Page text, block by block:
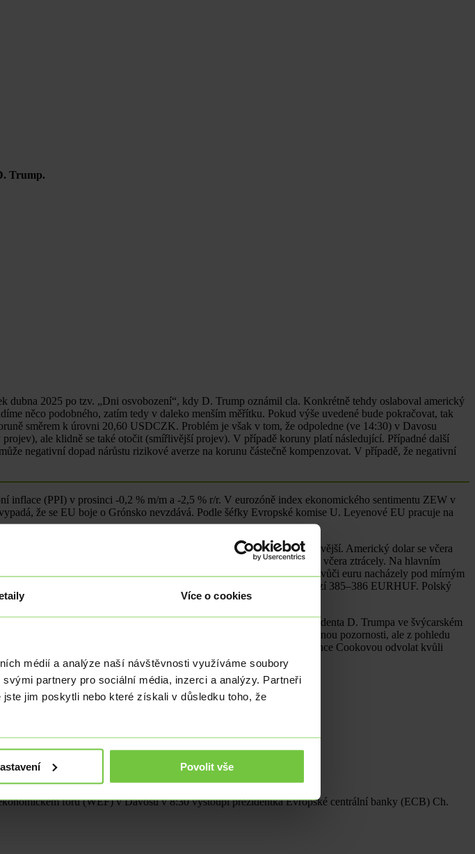
Více o cookies
médií a analýze naší návštěvnosti využíváme soubory
partnery pro sociální média, inzerci a analýzy. Partneři
jim poskytli nebo které získali v důsledku toho, že
Povolit vše
Trump.
dubna 2025 po tzv. „Dni osvobození“, kdy D. Trump oznámil cla. Konkrétně tehdy oslaboval americký
něco podobného, zatím tedy v daleko menším měřítku. Pokud výše uvedené bude pokračovat, tak
směrem k úrovni 20,60 USDCZK. Problém je však v tom, že odpoledne (ve 14:30) v Davosu
ale klidně se také otočit (smířlivější projev). V případě koruny platí následující. Případné další
negativní dopad nárůstu rizikové averze na korunu částečně kompenzovat. V případě, že negativní
inflace (PPI) v prosinci -0,2 % m/m a -2,5 % r/r. V eurozóně index ekonomického sentimentu ZEW v
že se EU boje o Grónsko nevzdává. Podle šéfky Evropské komise U. Leyenové EU pracuje na
díky svátku v USA klidný, tak úterní obchodování bylo o poznání živější. Americký dolar se včera
kapitálu z USA. Ostatně americké dluhopisy na delších splatnostech včera ztrácely. Na hlavním
v závěru úterního odpoledne. Středoevropské měny se sice vůči euru nacházely pod mírným
ale následně část ztrát smazala. Maďarský forint se držel v rozmezí 385–386 EURHUF. Polský
bude upřena na geopolitiku a konkrétně na projev amerického prezidenta D. Trumpa ve švýcarském
ve Spojeném království. Kvůli geopolitice dnes odpoledne lehce stranou pozornosti, ale z pohledu
(členka vrcholného vedení Fedu) Nejvyšším soudem. Trump chce Cookovou odvolat kvůli
fóru (WEF) v Davosu v 8:30 vystoupí prezidentka Evropské centrální banky (ECB) Ch.